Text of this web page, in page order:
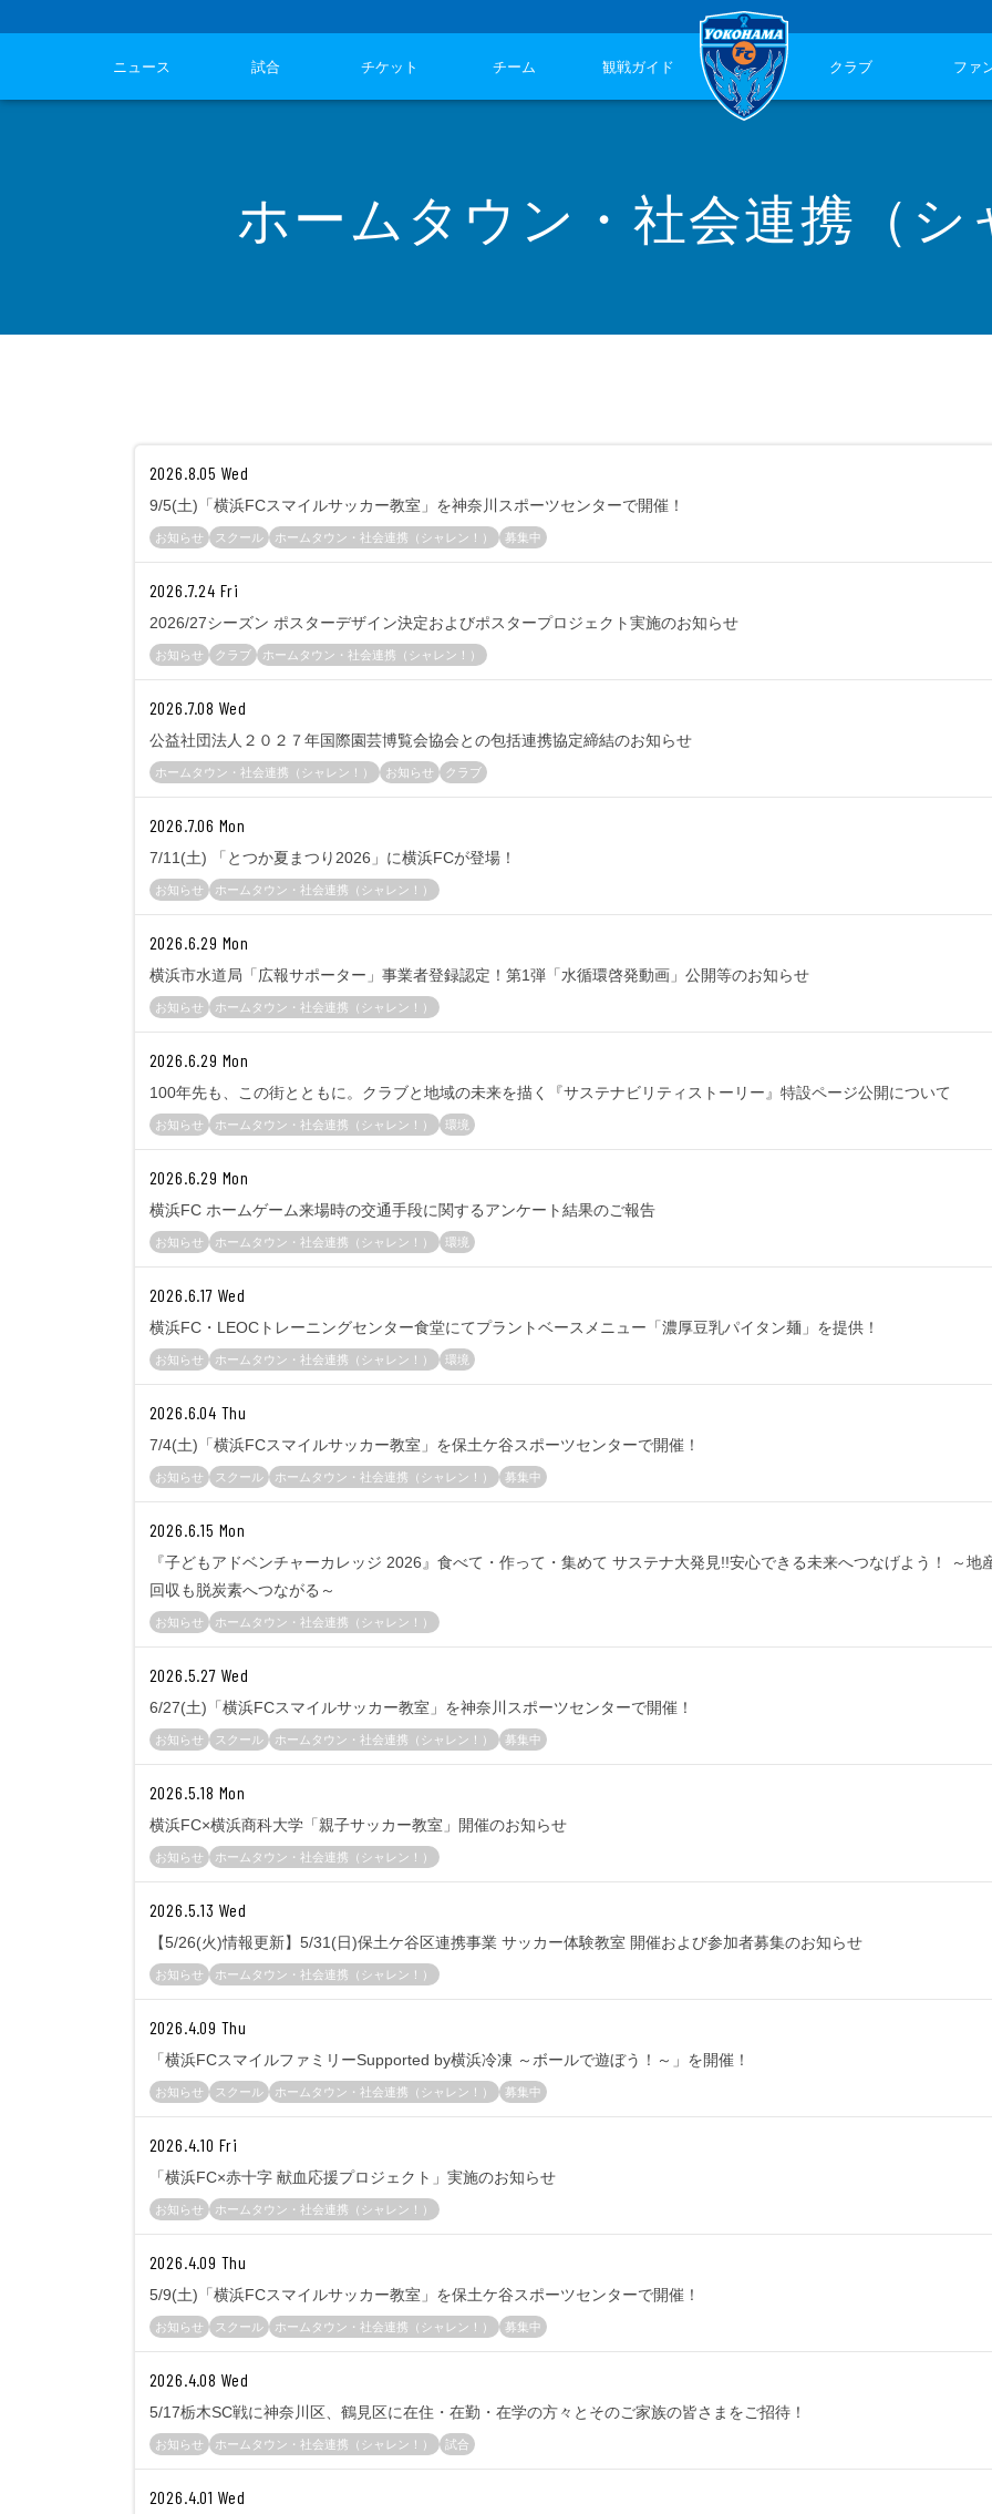
ニュース 試合 チケット チーム 観戦ガイド クラブ ファ
ホームタウン・社会連携（シ
2026.8.05 Wed
9/5(土)「横浜FCスマイルサッカー教室」を神奈川スポーツセンターで開催！
お知らせ スクール ホームタウン・社会連携（シャレン！） 募集中
2026.7.24 Fri
2026/27シーズン ポスターデザイン決定およびポスタープロジェクト実施のお知らせ
お知らせ クラブ ホームタウン・社会連携（シャレン！）
2026.7.08 Wed
公益社団法人２０２７年国際園芸博覧会協会との包括連携協定締結のお知らせ
ホームタウン・社会連携（シャレン！） お知らせ クラブ
2026.7.06 Mon
7/11(土) 「とつか夏まつり2026」に横浜FCが登場！
お知らせ ホームタウン・社会連携（シャレン！）
2026.6.29 Mon
横浜市水道局「広報サポーター」事業者登録認定！第1弾「水循環啓発動画」公開等のお知らせ
お知らせ ホームタウン・社会連携（シャレン！）
2026.6.29 Mon
100年先も、この街とともに。クラブと地域の未来を描く『サステナビリティストーリー』特設ページ公開について
お知らせ ホームタウン・社会連携（シャレン！） 環境
2026.6.29 Mon
横浜FC ホームゲーム来場時の交通手段に関するアンケート結果のご報告
お知らせ ホームタウン・社会連携（シャレン！） 環境
2026.6.17 Wed
横浜FC・LEOCトレーニングセンター食堂にてプラントベースメニュー「濃厚豆乳パイタン麺」を提供！
お知らせ ホームタウン・社会連携（シャレン！） 環境
2026.6.04 Thu
7/4(土)「横浜FCスマイルサッカー教室」を保土ケ谷スポーツセンターで開催！
お知らせ スクール ホームタウン・社会連携（シャレン！） 募集中
2026.6.15 Mon
『子どもアドベンチャーカレッジ 2026』食べて・作って・集めて サステナ大発見!!安心できる未来へつなげよう！ ～地
回収も脱炭素へつながる～
お知らせ ホームタウン・社会連携（シャレン！）
2026.5.27 Wed
6/27(土)「横浜FCスマイルサッカー教室」を神奈川スポーツセンターで開催！
お知らせ スクール ホームタウン・社会連携（シャレン！） 募集中
2026.5.18 Mon
横浜FC×横浜商科大学「親子サッカー教室」開催のお知らせ
お知らせ ホームタウン・社会連携（シャレン！）
2026.5.13 Wed
【5/26(火)情報更新】5/31(日)保土ケ谷区連携事業 サッカー体験教室 開催および参加者募集のお知らせ
お知らせ ホームタウン・社会連携（シャレン！）
2026.4.09 Thu
「横浜FCスマイルファミリーSupported by横浜冷凍 ～ボールで遊ぼう！～」を開催！
お知らせ スクール ホームタウン・社会連携（シャレン！） 募集中
2026.4.10 Fri
「横浜FC×赤十字 献血応援プロジェクト」実施のお知らせ
お知らせ ホームタウン・社会連携（シャレン！）
2026.4.09 Thu
5/9(土)「横浜FCスマイルサッカー教室」を保土ケ谷スポーツセンターで開催！
お知らせ スクール ホームタウン・社会連携（シャレン！） 募集中
2026.4.08 Wed
5/17栃木SC戦に神奈川区、鶴見区に在住・在勤・在学の方々とそのご家族の皆さまをご招待！
お知らせ ホームタウン・社会連携（シャレン！） 試合
2026.4.01 Wed